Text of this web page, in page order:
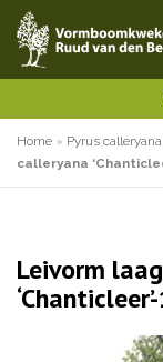
Home » Pyrus calleryana
calleryana
Leivorm